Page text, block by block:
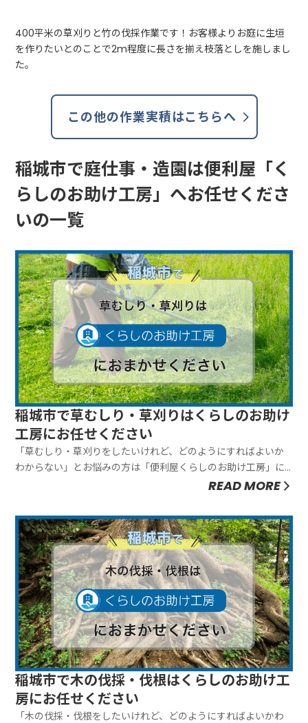
400平米の草刈りと竹の伐採作業です！お客様よりお庭に生垣
を作りたいとのことで2m程度に長さを揃え枝落としを施しまし
た。
この他の作業実積はこちらへ
稲城市で庭仕事・造園は便利屋「く
らしのお助け工房」へお任せくださ
いの一覧
稲城市で草むしり・草刈りはくらしのお助け
工房にお任せください
「草むしり・草刈りをしたいけれど、どのようにすればよいか
わからない」とお悩みの方は「便利屋くらしのお助け工房」に
お任せください。弊社は草むしり・草刈りを全て行ないますの
て臨機応変に対応できることが弊社の強みです。ぜひお気軽に
ご相談ください。草む...
READ MORE
稲城市で木の伐採・伐根はくらしのお助け工
房にお任せください
「木の伐採・伐根をしたいけれど、どのようにすればよいかわ